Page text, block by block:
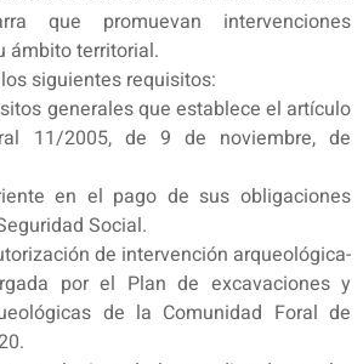
que promuevan intervenciones
ámbito territorial.
siguientes requisitos:
generales que establece el artículo
11/2005, de 9 de noviembre, de
en el pago de sus obligaciones
Social.
de intervención arqueológica-
por el Plan de excavaciones y
de la Comunidad Foral de